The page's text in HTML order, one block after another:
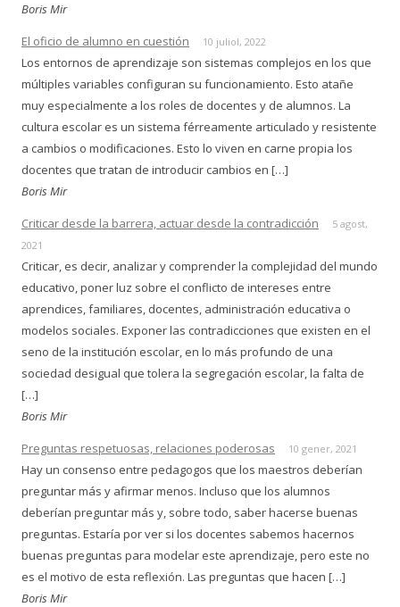
Boris Mir
El oficio de alumno en cuestión
10 juliol, 2022
Los entornos de aprendizaje son sistemas complejos en los que
múltiples variables configuran su funcionamiento. Esto atañe
muy especialmente a los roles de docentes y de alumnos. La
cultura escolar es un sistema férreamente articulado y resistente
a cambios o modificaciones. Esto lo viven en carne propia los
docentes que tratan de introducir cambios en […]
Boris Mir
Criticar desde la barrera, actuar desde la contradicción
5 agost,
2021
Criticar, es decir, analizar y comprender la complejidad del mundo
educativo, poner luz sobre el conflicto de intereses entre
aprendices, familiares, docentes, administración educativa o
modelos sociales. Exponer las contradicciones que existen en el
seno de la institución escolar, en lo más profundo de una
sociedad desigual que tolera la segregación escolar, la falta de
[…]
Boris Mir
Preguntas respetuosas, relaciones poderosas
10 gener, 2021
Hay un consenso entre pedagogos que los maestros deberían
preguntar más y afirmar menos. Incluso que los alumnos
deberían preguntar más y, sobre todo, saber hacerse buenas
preguntas. Estaría por ver si los docentes sabemos hacernos
buenas preguntas para modelar este aprendizaje, pero este no
es el motivo de esta reflexión. Las preguntas que hacen […]
Boris Mir